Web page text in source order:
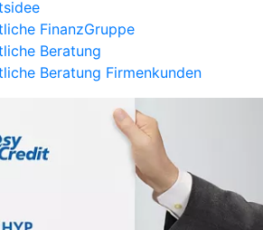
FinanzGruppe
Beratung
Beratung Firmenkunden